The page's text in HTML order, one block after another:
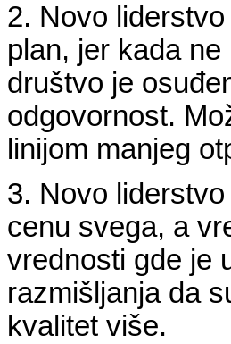
2. Novo
plan, jer kada
društvo je
odgovornost.
linijom manjeg
3. Novo
cenu svega, a
vrednosti gde je
razmišljanja da
kvalitet više.